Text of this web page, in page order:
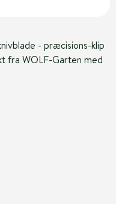
- præcisions-klip
fra WOLF-Garten med